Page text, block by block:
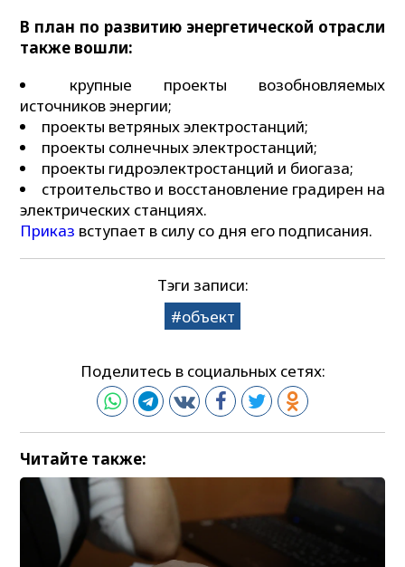
В план по развитию энергетической отрасли
также вошли:
крупные проекты возобновляемых
источников энергии;
проекты ветряных электростанций;
проекты солнечных электростанций;
проекты гидроэлектростанций и биогаза;
строительство и восстановление градирен на
электрических станциях.
Приказ вступает в силу со дня его подписания.
Тэги записи:
объект
Поделитесь в социальных сетях:
Читайте также: